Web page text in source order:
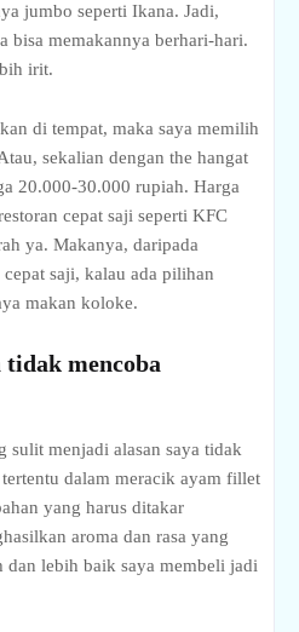
jumbo seperti Ikana. Jadi,
bisa memakannya berhari-hari.
irit.
di tempat, maka saya memilih
sekalian dengan the hangat
20.000-30.000 rupiah. Harga
cepat saji seperti KFC
ya. Makanya, daripada
saji, kalau ada pilihan
makan koloke.
tidak mencoba
sulit menjadi alasan saya tidak
dalam meracik ayam fillet
yang harus ditakar
aroma dan rasa yang
dan lebih baik saya membeli jadi